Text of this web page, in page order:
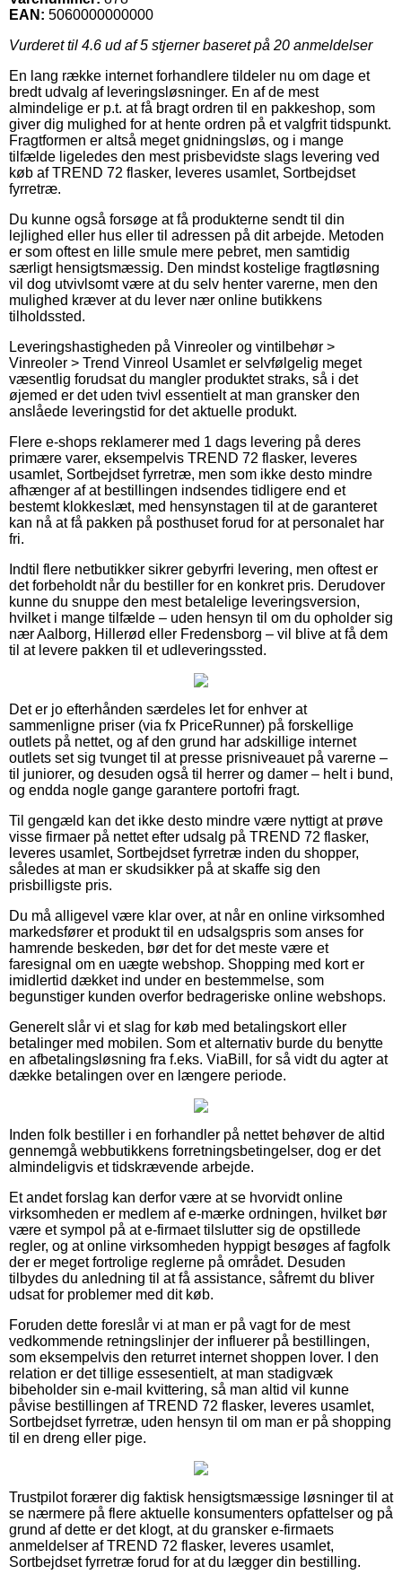
EAN: 5060000000000
Vurderet til 4.6 ud af 5 stjerner baseret på 20 anmeldelser
En lang række internet forhandlere tildeler nu om dage et
bredt udvalg af leveringsløsninger. En af de mest
almindelige er p.t. at få bragt ordren til en pakkeshop, som
giver dig mulighed for at hente ordren på et valgfrit tidspunkt.
Fragtformen er altså meget gnidningsløs, og i mange
tilfælde ligeledes den mest prisbevidste slags levering ved
køb af TREND 72 flasker, leveres usamlet, Sortbejdset
fyrretræ.
Du kunne også forsøge at få produkterne sendt til din
lejlighed eller hus eller til adressen på dit arbejde. Metoden
er som oftest en lille smule mere pebret, men samtidig
særligt hensigtsmæssig. Den mindst kostelige fragtløsning
vil dog utvivlsomt være at du selv henter varerne, men den
mulighed kræver at du lever nær online butikkens
tilholdssted.
Leveringshastigheden på Vinreoler og vintilbehør >
Vinreoler > Trend Vinreol Usamlet er selvfølgelig meget
væsentlig forudsat du mangler produktet straks, så i det
øjemed er det uden tvivl essentielt at man gransker den
anslåede leveringstid for det aktuelle produkt.
Flere e-shops reklamerer med 1 dags levering på deres
primære varer, eksempelvis TREND 72 flasker, leveres
usamlet, Sortbejdset fyrretræ, men som ikke desto mindre
afhænger af at bestillingen indsendes tidligere end et
bestemt klokkeslæt, med hensynstagen til at de garanteret
kan nå at få pakken på posthuset forud for at personalet har
fri.
Indtil flere netbutikker sikrer gebyrfri levering, men oftest er
det forbeholdt når du bestiller for en konkret pris. Derudover
kunne du snuppe den mest betalelige leveringsversion,
hvilket i mange tilfælde – uden hensyn til om du opholder sig
nær Aalborg, Hillerød eller Fredensborg – vil blive at få dem
til at levere pakken til et udleveringssted.
Det er jo efterhånden særdeles let for enhver at
sammenligne priser (via fx PriceRunner) på forskellige
outlets på nettet, og af den grund har adskillige internet
outlets set sig tvunget til at presse prisniveauet på varerne –
til juniorer, og desuden også til herrer og damer – helt i bund,
og endda nogle gange garantere portofri fragt.
Til gengæld kan det ikke desto mindre være nyttigt at prøve
visse firmaer på nettet efter udsalg på TREND 72 flasker,
leveres usamlet, Sortbejdset fyrretræ inden du shopper,
således at man er skudsikker på at skaffe sig den
prisbilligste pris.
Du må alligevel være klar over, at når en online virksomhed
markedsfører et produkt til en udsalgspris som anses for
hamrende beskeden, bør det for det meste være et
faresignal om en uægte webshop. Shopping med kort er
imidlertid dækket ind under en bestemmelse, som
begunstiger kunden overfor bedrageriske online webshops.
Generelt slår vi et slag for køb med betalingskort eller
betalinger med mobilen. Som et alternativ burde du benytte
en afbetalingsløsning fra f.eks. ViaBill, for så vidt du agter at
dække betalingen over en længere periode.
Inden folk bestiller i en forhandler på nettet behøver de altid
gennemgå webbutikkens forretningsbetingelser, dog er det
almindeligvis et tidskrævende arbejde.
Et andet forslag kan derfor være at se hvorvidt online
virksomheden er medlem af e-mærke ordningen, hvilket bør
være et sympol på at e-firmaet tilslutter sig de opstillede
regler, og at online virksomheden hyppigt besøges af fagfolk
der er meget fortrolige reglerne på området. Desuden
tilbydes du anledning til at få assistance, såfremt du bliver
udsat for problemer med dit køb.
Foruden dette foreslår vi at man er på vagt for de mest
vedkommende retningslinjer der influerer på bestillingen,
som eksempelvis den returret internet shoppen lover. I den
relation er det tillige essesentielt, at man stadigvæk
bibeholder sin e-mail kvittering, så man altid vil kunne
påvise bestillingen af TREND 72 flasker, leveres usamlet,
Sortbejdset fyrretræ, uden hensyn til om man er på shopping
til en dreng eller pige.
Trustpilot forærer dig faktisk hensigtsmæssige løsninger til at
se nærmere på flere aktuelle konsumenters opfattelser og på
grund af dette er det klogt, at du gransker e-firmaets
anmeldelser af TREND 72 flasker, leveres usamlet,
Sortbejdset fyrretræ forud for at du lægger din bestilling.